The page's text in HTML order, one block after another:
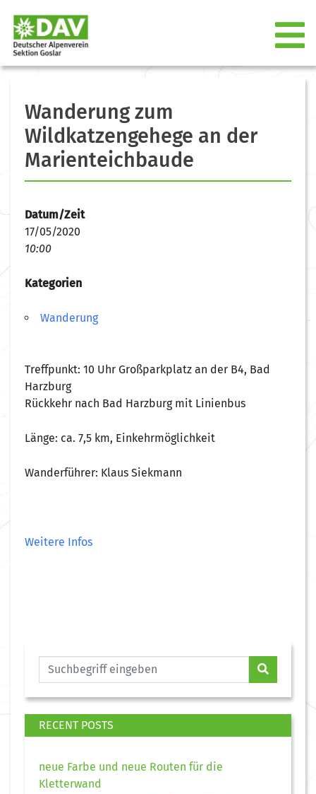
Wanderung zum
Wildkatzengehege an der
Marienteichbaude
Datum/Zeit
17/05/2020
10:00
Kategorien
Wanderung
Treffpunkt: 10 Uhr Großparkplatz an der B4, Bad
Harzburg
Rückkehr nach Bad Harzburg mit Linienbus
Länge: ca. 7,5 km, Einkehrmöglichkeit
Wanderführer: Klaus Siekmann
Weitere Infos
RECENT POSTS
neue Farbe und neue Routen für die
Kletterwand